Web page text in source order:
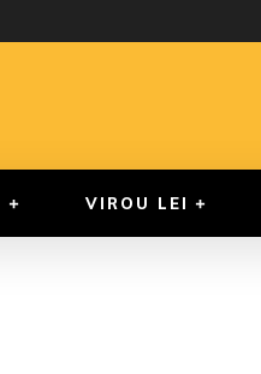
VIROU LEI